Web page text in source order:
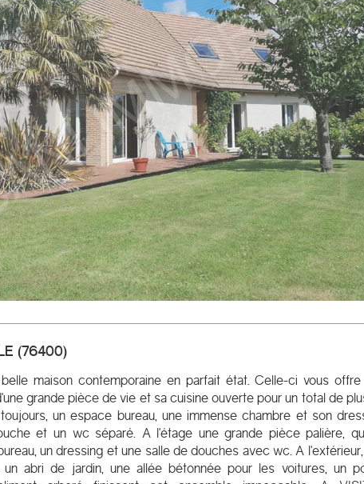
(76400)
maison contemporaine en parfait état. Celle-ci vous
grande pièce de vie et sa cuisine ouverte pour un total de
un espace bureau, une immense chambre et son
et un wc séparé. A l'étage une grande pièce palière,
un dressing et une salle de douches avec wc. A
abri de jardin, une allée bétonnée pour les voitures, un